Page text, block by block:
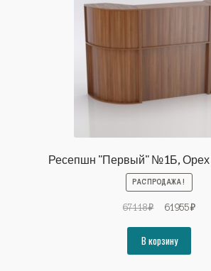
Ресепшн "Первый" №1Б,
РАСПРОДАЖА!
67118₽
составляла
67118₽.
61955₽
В корзину